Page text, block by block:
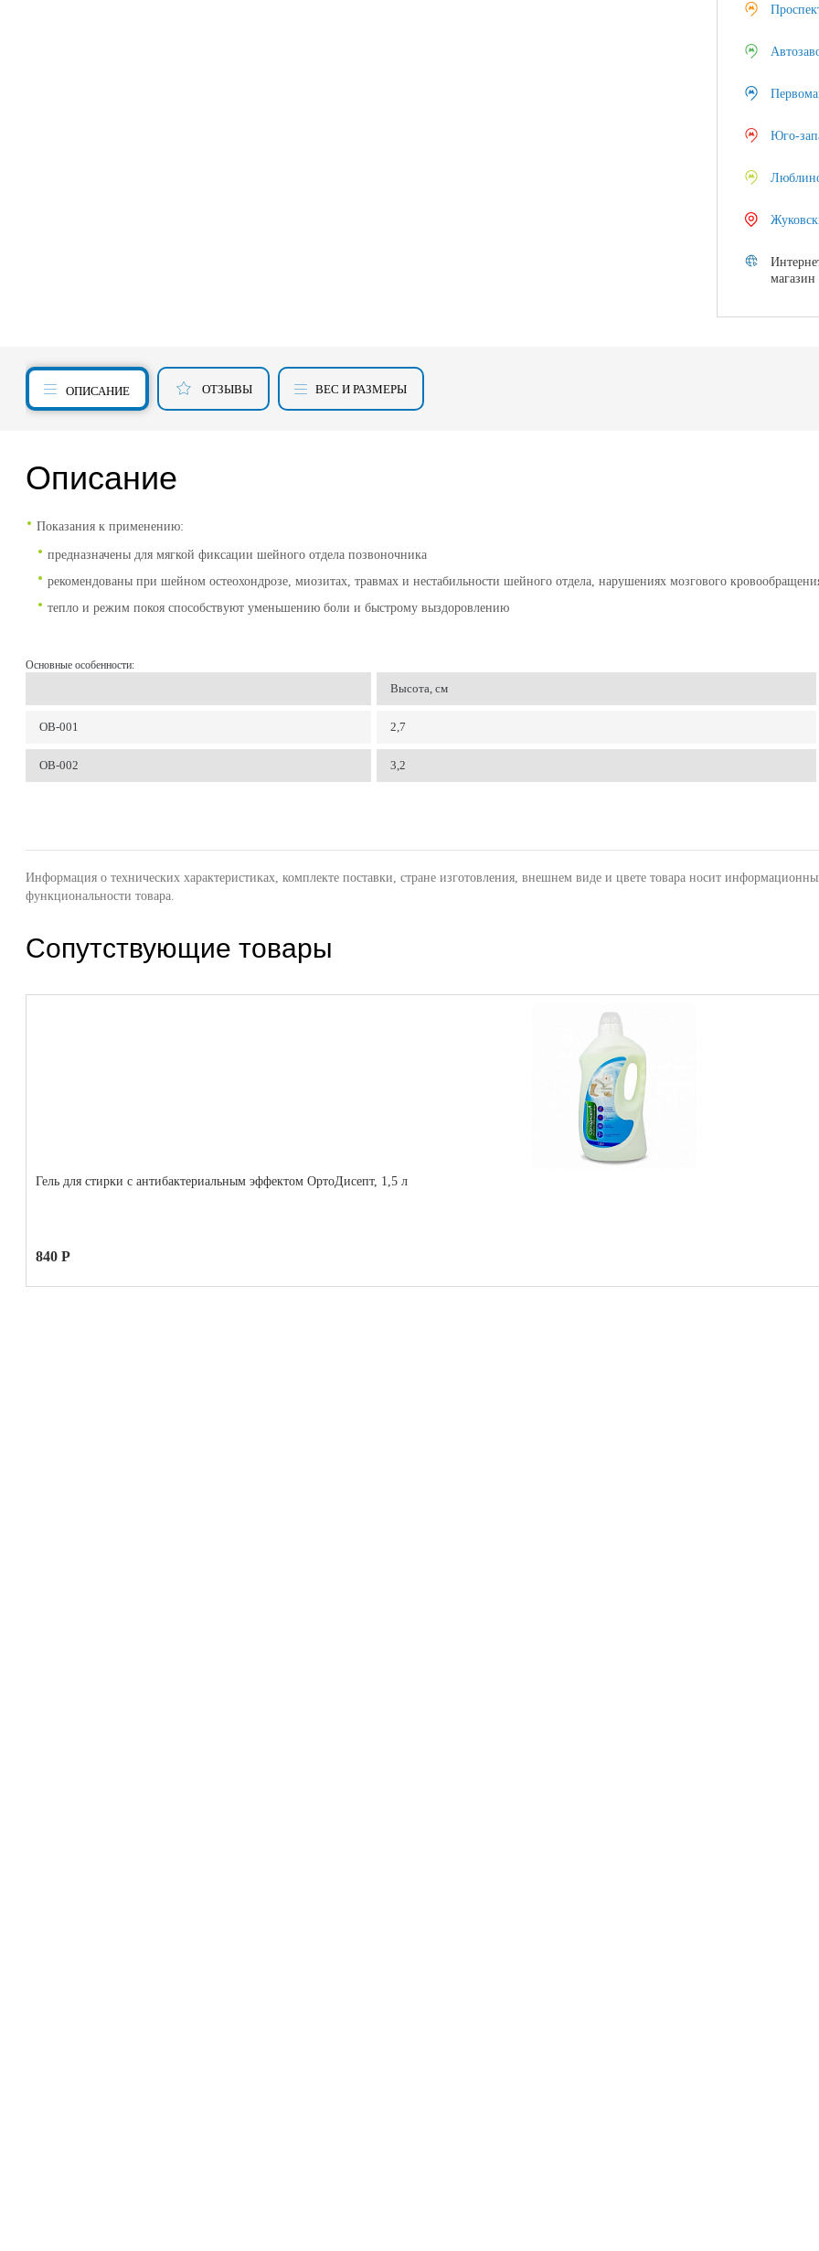
Юго-
магазин
ОПИСАНИЕ ОТЗЫВЫ ВЕС И РАЗМЕРЫ
Описание
Показания к применению:
предназначены для мягкой фиксации шейного отдела позвоночника
рекомендованы при шейном остеохондрозе, миозитах, травмах и нестабильности шейного отдела, нарушениях мозгового
тепло и режим покоя способствуют уменьшению боли и быстрому выздоровлению
Основные особенности:
Высота, см
ОВ-001 2,7
ОВ-002 3,2
Информация о технических характеристиках, комплекте поставки, стране изготовления, внешнем виде и цвете товара носит
функциональности товара.
Сопутствующие товары
Гель для стирки с антибактериальным эффектом ОртоДисепт, 1,5 л
840 Р